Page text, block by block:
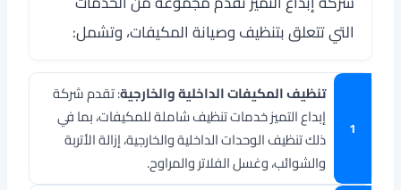
التي تتعلق بتنظيف وصيانة المكيفات، وتشمل:
تنظيف المكيفات الداخلية والخارجية: تقدم شركة
إبداع التميز خدمات تنظيف شاملة للمكيفات، بما في
ذلك تنظيف الوحدات الداخلية والخارجية، إزالة الأتربة
والشوائب، وغسل الفلاتر والمراوح.